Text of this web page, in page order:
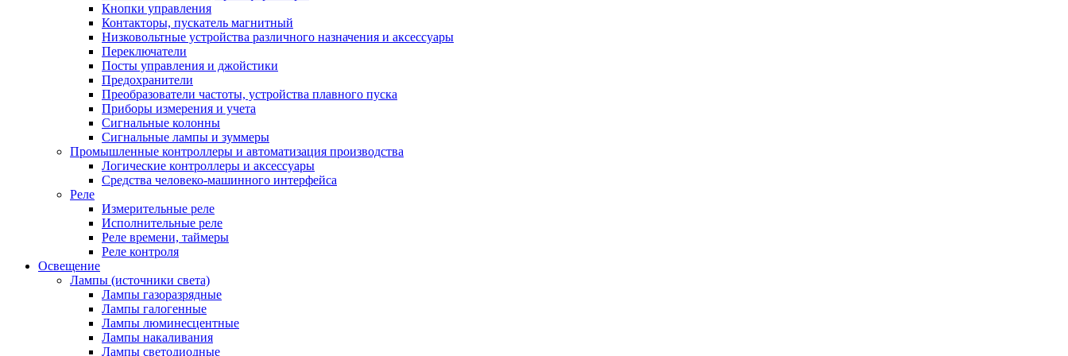
Кнопки управления
Контакторы, пускатель магнитный
Низковольтные устройства различного назначения и аксессуары
Переключатели
Посты управления и джойстики
Предохранители
Преобразователи частоты, устройства плавного пуска
Приборы измерения и учета
Сигнальные колонны
Сигнальные лампы и зуммеры
Промышленные контроллеры и автоматизация производства
Логические контроллеры и аксессуары
Средства человеко-машинного интерфейса
Реле
Измерительные реле
Исполнительные реле
Реле времени, таймеры
Реле контроля
Освещение
Лампы (источники света)
Лампы газоразрядные
Лампы галогенные
Лампы люминесцентные
Лампы накаливания
Лампы светодиодные